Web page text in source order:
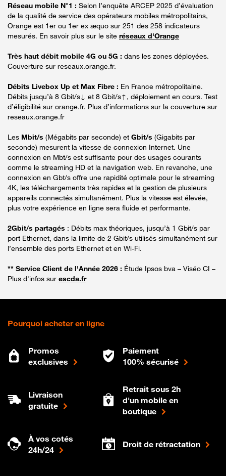
Réseau mobile N°1 : Selon l’enquête ARCEP 2025 d’évaluation
de la qualité de service des opérateurs mobiles métropolitains,
Orange est 1er ou 1er ex æquo sur 251 des 258 indicateurs
mesurés. En savoir plus sur le site réseaux d'Orange
Très haut débit mobile 4G ou 5G : dans les zones déployées.
Couverture sur reseaux.orange.fr.
Débits Livebox Up et Max Fibre : En France métropolitaine.
Débits jusqu’à 8 Gbit/s↓ et 8 Gbit/s↑, déploiement en cours. Test
d’éligibilité sur orange.fr. Plus d’informations sur la couverture sur
reseaux.orange.fr
Les Mbit/s (Mégabits par seconde) et Gbit/s (Gigabits par
seconde) mesurent la vitesse de connexion Internet. Une
connexion en Mbt/s est suffisante pour des usages courants
comme le streaming HD et la navigation web. En revanche, une
connexion en Gbt/s offre une rapidité optimale pour le streaming
4K, les téléchargements très rapides et la gestion de plusieurs
appareils connectés simultanément. Plus la vitesse est élevée,
plus votre expérience en ligne sera fluide et performante.
2Gbit/s partagés : Débits max théoriques, jusqu’à 1 Gbit/s par
port Ethernet, dans la limite de 2 Gbit/s utilisés simultanément sur
l’ensemble des ports Ethernet et en Wi-Fi.
** Service Client de l'Année 2026 : Étude Ipsos bva – Viséo CI –
Plus d'infos sur escda.fr
Pourquoi acheter en ligne
Promos
exclusives
Paiement
100% sécurisé
Livraison
gratuite
Retrait sous 2h
d'un mobile en
boutique
À vos cotés
24h/24
Droit de rétractation